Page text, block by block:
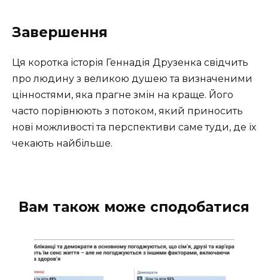
Завершення
Ця коротка історія Геннадія Друзенка свідчить
про людину з великою душею та визначеними
цінностями, яка прагне змін на краще. Його
часто порівнюють з потоком, який приносить
нові можливості та перспективи саме туди, де їх
чекають найбільше.
Вам також може сподобатися